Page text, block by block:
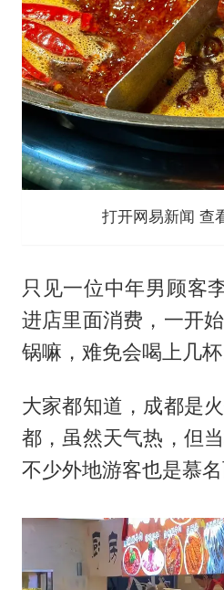
打开网易新闻 查
只见一位中年男顾客
进店里面消费，一开
锅嘛，难免会喝上几杯
大家都知道，成都是
都，虽然天气热，但
不少外地游客也是慕名